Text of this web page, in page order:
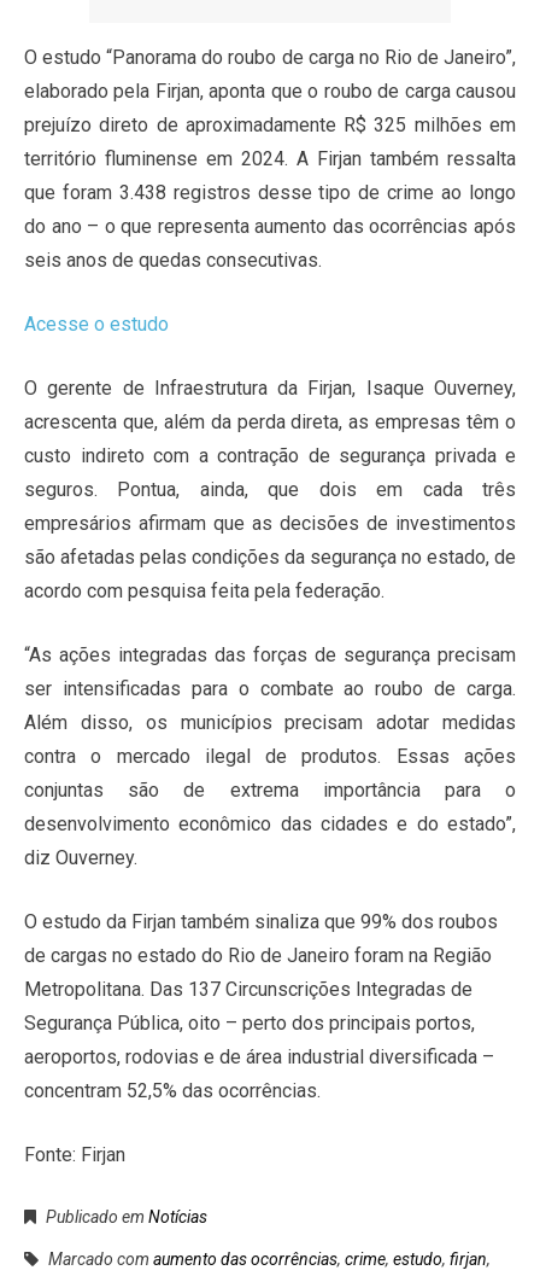
O estudo “Panorama do roubo de carga no Rio de Janeiro”,
elaborado pela Firjan, aponta que o roubo de carga causou
prejuízo direto de aproximadamente R$ 325 milhões em
território fluminense em 2024. A Firjan também ressalta
que foram 3.438 registros desse tipo de crime ao longo
do ano – o que representa aumento das ocorrências após
seis anos de quedas consecutivas.
Acesse o estudo
O gerente de Infraestrutura da Firjan, Isaque Ouverney,
acrescenta que, além da perda direta, as empresas têm o
custo indireto com a contração de segurança privada e
seguros. Pontua, ainda, que dois em cada três
empresários afirmam que as decisões de investimentos
são afetadas pelas condições da segurança no estado, de
acordo com pesquisa feita pela federação.
“As ações integradas das forças de segurança precisam
ser intensificadas para o combate ao roubo de carga.
Além disso, os municípios precisam adotar medidas
contra o mercado ilegal de produtos. Essas ações
conjuntas são de extrema importância para o
desenvolvimento econômico das cidades e do estado”,
diz Ouverney.
O estudo da Firjan também sinaliza que 99% dos roubos
de cargas no estado do Rio de Janeiro foram na Região
Metropolitana. Das 137 Circunscrições Integradas de
Segurança Pública, oito – perto dos principais portos,
aeroportos, rodovias e de área industrial diversificada –
concentram 52,5% das ocorrências.
Fonte: Firjan
Publicado em Notícias
Marcado com aumento das ocorrências, crime, estudo, firjan,